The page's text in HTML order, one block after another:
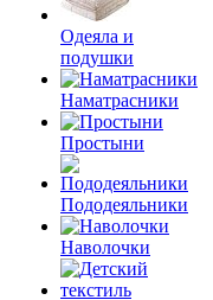
Одеяла и
подушки
Наматрасники
Простыни
Пододеяльники
Наволочки